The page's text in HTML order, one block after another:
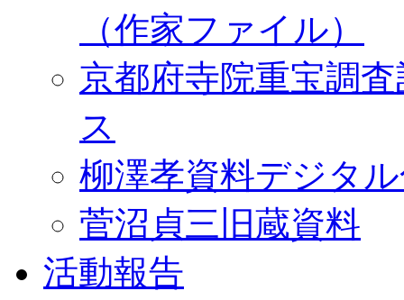
（作家ファイル）
京都府寺院重宝調
ス
柳澤孝資料デジタ
菅沼貞三旧蔵資料
活動報告